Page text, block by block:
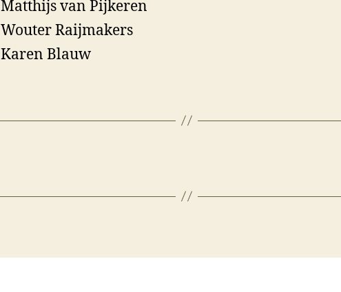
Matthijs van Pijkeren
Wouter Raijmakers
Karen Blauw